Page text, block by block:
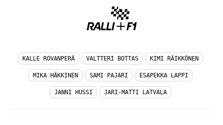
KALLE ROVANPERÄ VALTTERI BOTTAS KIMI RÄIKKÖNEN
MIKA HÄKKINEN SAMI PAJARI ESAPEKKA LAPPI
JANNI HUSSI JARI-MATTI LATVALA